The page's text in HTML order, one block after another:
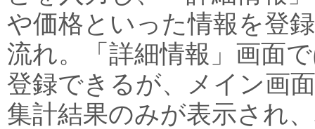
や価格といった情報を登
流れ。「詳細情報」画面
登録できるが、メイン画
集計結果のみが表示され